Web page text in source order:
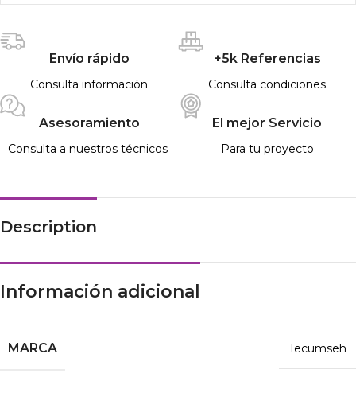
Envío rápido
Consulta información
+5k Referencias
Consulta condiciones
Asesoramiento
Consulta a nuestros técnicos
El mejor Servicio
Para tu proyecto
Description
Información adicional
MARCA Tecumseh